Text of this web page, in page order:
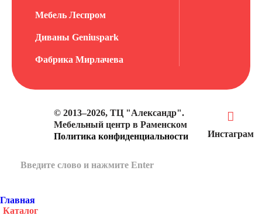
Мебель Леспром
Диваны Geniuspark
Фабрика Мирлачева
© 2013–2026, ТЦ "Александр".
Мебельный центр в Раменском
Политика конфиденциальности
Инстаграм
Главная
Каталог